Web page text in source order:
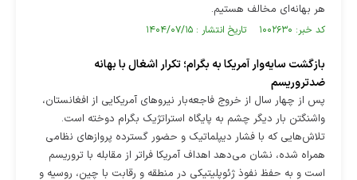
هر بهانه‌ای مخالف هستیم.
کد خبر: ۱۰۰۲۶۳۰ تاریخ انتشار : ۱۴۰۴/۰۷/۱۵
بازگشت سایه‌وار آمریکا به بگرام؛ تکرار اشغال با بهانه
ضدتروریسم
پس از چهار سال از خروج فاجعه‌بار نیرو‌های آمریکایی از افغانستان،
واشنگتن بار دیگر چشم به پایگاه استراتژیک بگرام دوخته است.
تلاش‌هایی که با فشار دیپلماتیک و حضور گسترده پرواز‌های نظامی
همراه شده، نشان می‌دهد اهداف آمریکا فراتر از مقابله با تروریسم
است و به حفظ نفوذ ژئوپلیتیکی در منطقه و رقابت با چین، روسیه و